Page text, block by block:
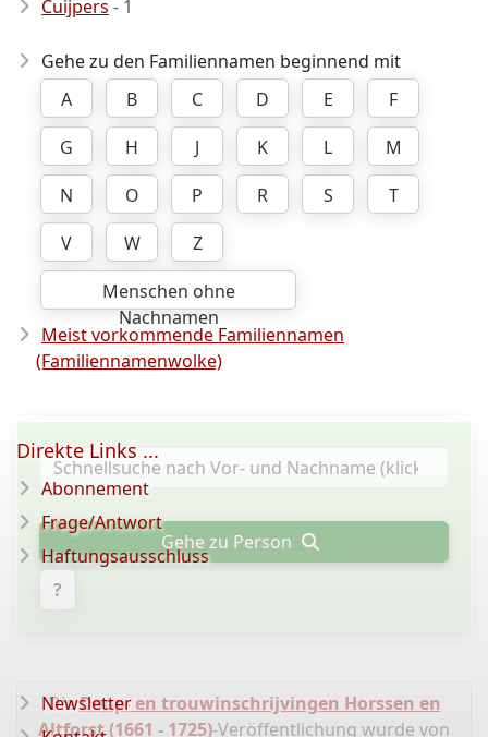
Cuijpers - 1
Gehe zu den Familiennamen beginnend mit
A
B C D E
F
G
H J K L
M
N
O P R S
T
V
W
Z
Menschen ohne
Nachnamen
Meist vorkommende Familiennamen
(Familiennamenwolke)
Gehe zu Person
?
DieDoop- en trouwinschrijvingen Horssen en
Altforst (1661 - 1725)-Veröffentlichung wurde von
Direkte Links ...
Abonnement
Frage/Antwort
Haftungsausschluss
Newsletter